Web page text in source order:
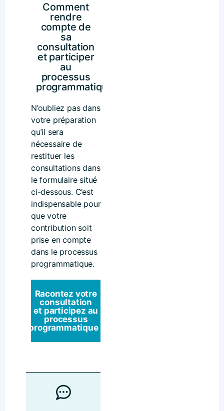
Comment
rendre
compte de
sa
consultation
et participer
au
processus
programmatique ?
N’oubliez pas dans
votre préparation
qu’il sera
nécessaire de
restituer les
consultations dans
le formulaire situé
ci-dessous. C’est
indispensable pour
que votre
contribution soit
prise en compte
dans le processus
programmatique.
Racontez votre
consultation
et participez au
processus
programmatique !